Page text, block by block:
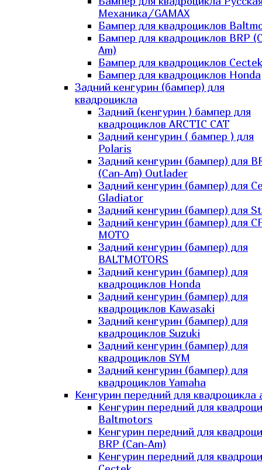
Механика/GAMAX
Бампер для квадроциклов
Бампер для квадроциклов BRP
Am)
Бампер для квадроциклов Cectek
Бампер для квадроциклов Honda
Задний кенгурин (бампер) для
квадроцикла
Задний (кенгурин ) бампер для
квадроциклов ARCTIC CAT
Задний кенгурин ( бампер ) для
Polaris
Задний кенгурин (бампер) для
(Can-Am) Outlader
Задний кенгурин (бампер) для
Gladiator
Задний кенгурин (бампер) для
Задний кенгурин (бампер) для
MOTO
Задний кенгурин (бампер) для
BALTMOTORS
Задний кенгурин (бампер) для
квадроциклов Honda
Задний кенгурин (бампер) для
квадроциклов Kawasaki
Задний кенгурин (бампер) для
квадроциклов Suzuki
Задний кенгурин (бампер) для
квадроциклов SYM
Задний кенгурин (бампер) для
квадроциклов Yamaha
Кенгурин передний для квадроцикла
Кенгурин передний для
Baltmotors
Кенгурин передний для
BRP (Can-Am)
Кенгурин передний для